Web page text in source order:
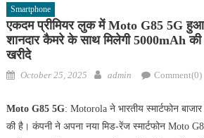
Smartphone
एकदम प्रीमियर लुक में Moto G85 5G
शानदार कैमरे के साथ मिलेगी 5000mAh की
खरीदे
Posted
October 25, 2025 Author
admin Comment(0)
Moto G85 5G: Motorola ने भारतीय स्मार्टफोन
की है। कंपनी ने अपना नया मिड-रेंज स्मार्टफोन Moto